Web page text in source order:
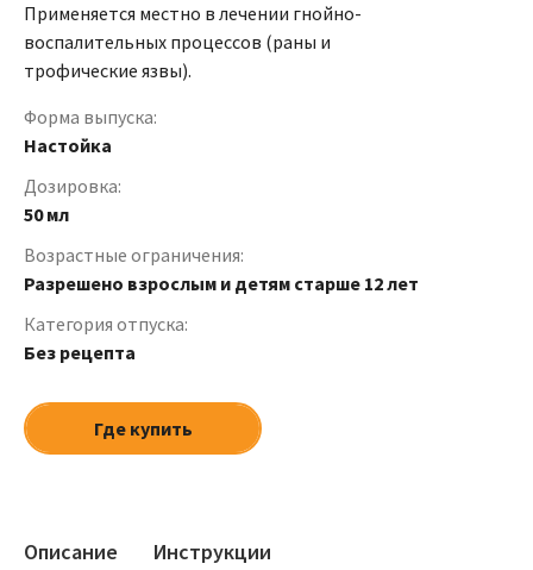
Применяется местно в лечении гнойно-
воспалительных процессов (раны и
трофические язвы).
Форма выпуска:
Настойка
Дозировка:
50 мл
Возрастные ограничения:
Разрешено взрослым и детям старше 12 лет
Категория отпуска:
Без рецепта
Где купить
Описание Инструкции